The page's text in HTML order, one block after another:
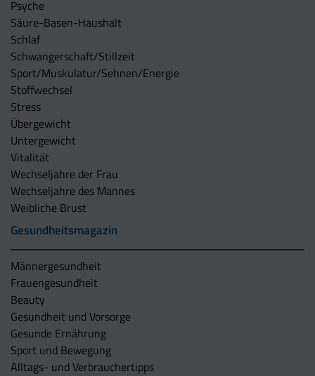
Psyche
Säure-Basen-Haushalt
Schlaf
Schwangerschaft/Stillzeit
Sport/Muskulatur/Sehnen/Energie
Stoffwechsel
Stress
Übergewicht
Untergewicht
Vitalität
Wechseljahre der Frau
Wechseljahre des Mannes
Weibliche Brust
Gesundheitsmagazin
Männergesundheit
Frauengesundheit
Beauty
Gesundheit und Vorsorge
Gesunde Ernährung
Sport und Bewegung
Alltags- und Verbrauchertipps